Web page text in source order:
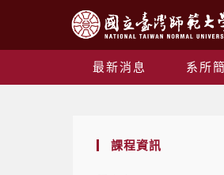
最新消息 系所
課程資訊